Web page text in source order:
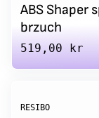
ABS Shaper
brzuch
Regular
519,00 kr
RESIBO